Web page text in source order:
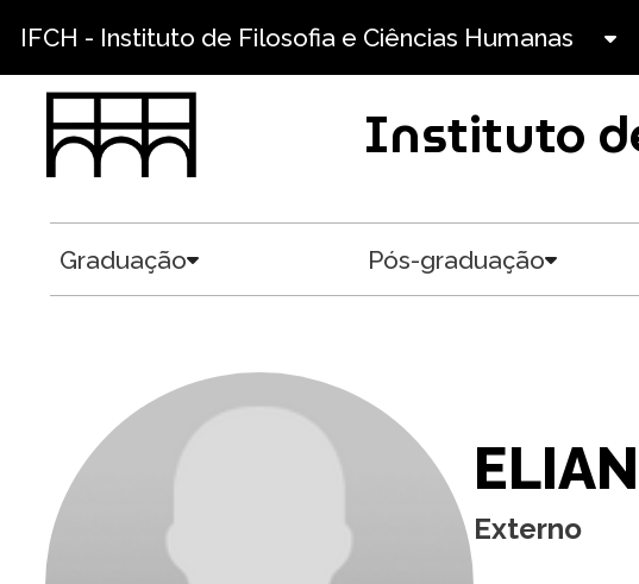
IFCH - Instituto de Filosofia e Ciências Humanas
Instituto
Graduação Pós-graduação
Externo